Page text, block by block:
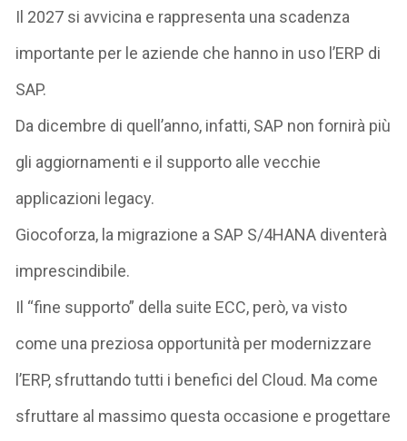
Il 2027 si avvicina e rappresenta una scadenza
importante per le aziende che hanno in uso l’ERP di
SAP.
Da dicembre di quell’anno, infatti, SAP non fornirà più
gli aggiornamenti e il supporto alle vecchie
applicazioni legacy.
Giocoforza, la migrazione a SAP S/4HANA diventerà
imprescindibile.
Il “fine supporto” della suite ECC, però, va visto
come una preziosa opportunità per modernizzare
l’ERP, sfruttando tutti i benefici del Cloud. Ma come
sfruttare al massimo questa occasione e progettare